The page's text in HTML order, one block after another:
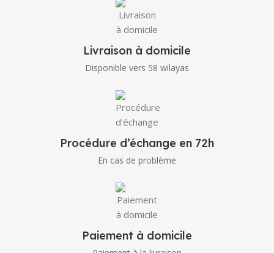
Livraison à domicile
Disponible vers 58 wilayas
Procédure d’échange en 72h
En cas de problème
Paiement à domicile